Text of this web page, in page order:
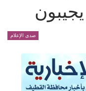
صدى الإعلام